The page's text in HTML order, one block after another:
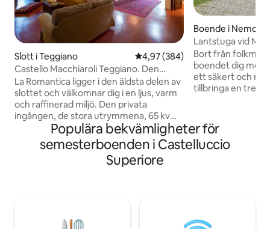
Slott i Teggiano 4,97 av 5 i genomsnittligt
4,97 (384)
Castello Macchiaroli Teggiano. Den
romantiska
La Romantica ligger i den äldsta delen av
slottet och välkomnar dig i en ljus, varm
och raffinerad miljö. Den privata
ingången, de stora utrymmena, 65 kvm,
de två fönstren med utsikt över det
gröna i den nedre vallgraven, de gamla
stenmurarna, betonggolvet i cement,
sofforna och de antika möblerna gör det
värmen från eldstaden kommer att
Boende i Nemoli
Lantstuga vid
Bort från
boendet dig med
ett säkert och
tillbringa en
gröna Basilicata-
utbud av
den antika
Populära bekvämligheter för
semesterboenden i Castelluccio
Superiore